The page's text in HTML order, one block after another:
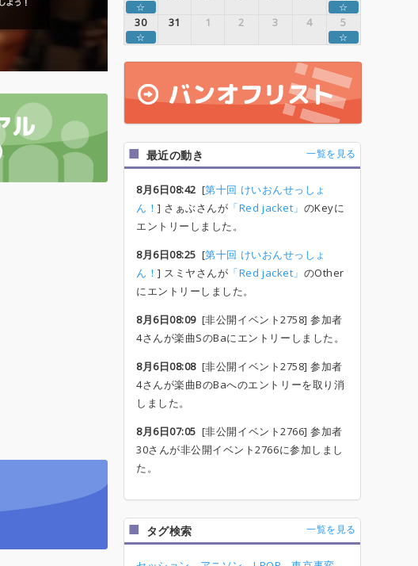
☆ ☆
30 31 1 2 3 4 5
☆ ☆
最近の動き 一覧を見る
8月6日08:42 [第十回 けいおんせっしょ
ん！] さぁぶさんが 「Red jacket」 のKeyに
エントリーしました。
8月6日08:25 [第十回 けいおんせっしょ
ん！] スミヤさんが 「Red jacket」 のOther
にエントリーしました。
8月6日08:09[非公開イベント2758] 参加者
4さんが楽曲SのBaにエントリーしました。
8月6日08:08[非公開イベント2758] 参加者
4さんが楽曲BのBaへのエントリーを取り消
しました。
8月6日07:05 [非公開イベント2766] 参加者
30さんが非公開イベント2766に参加しまし
た。
タグ検索 一覧を見る